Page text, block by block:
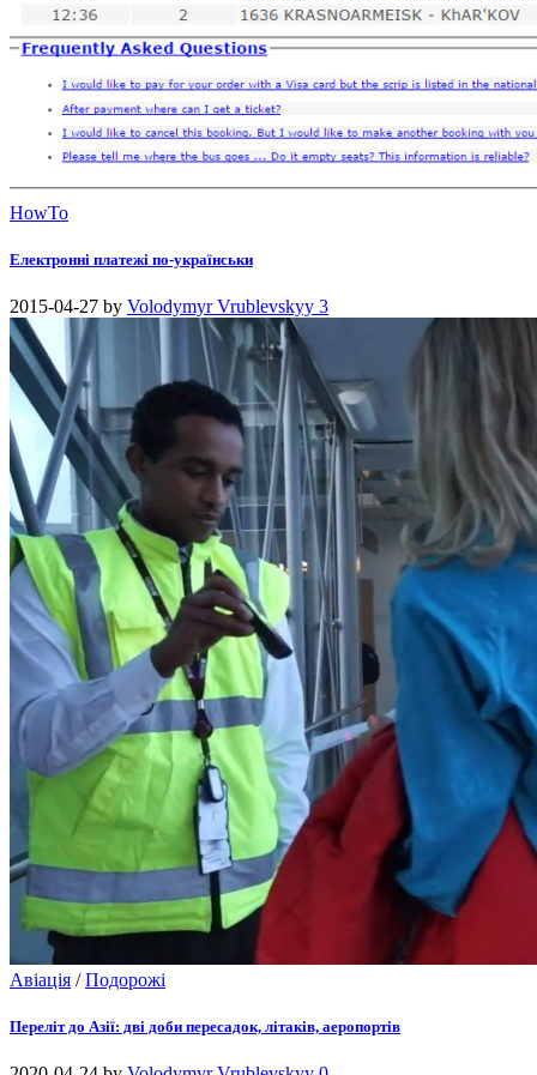
HowTo
Електронні платежі по-українськи
2015-04-27 by Volodymyr Vrublevskyy 3
Авіація /Подорожі
Переліт до Азії: дві доби пересадок, літаків, аеропортів